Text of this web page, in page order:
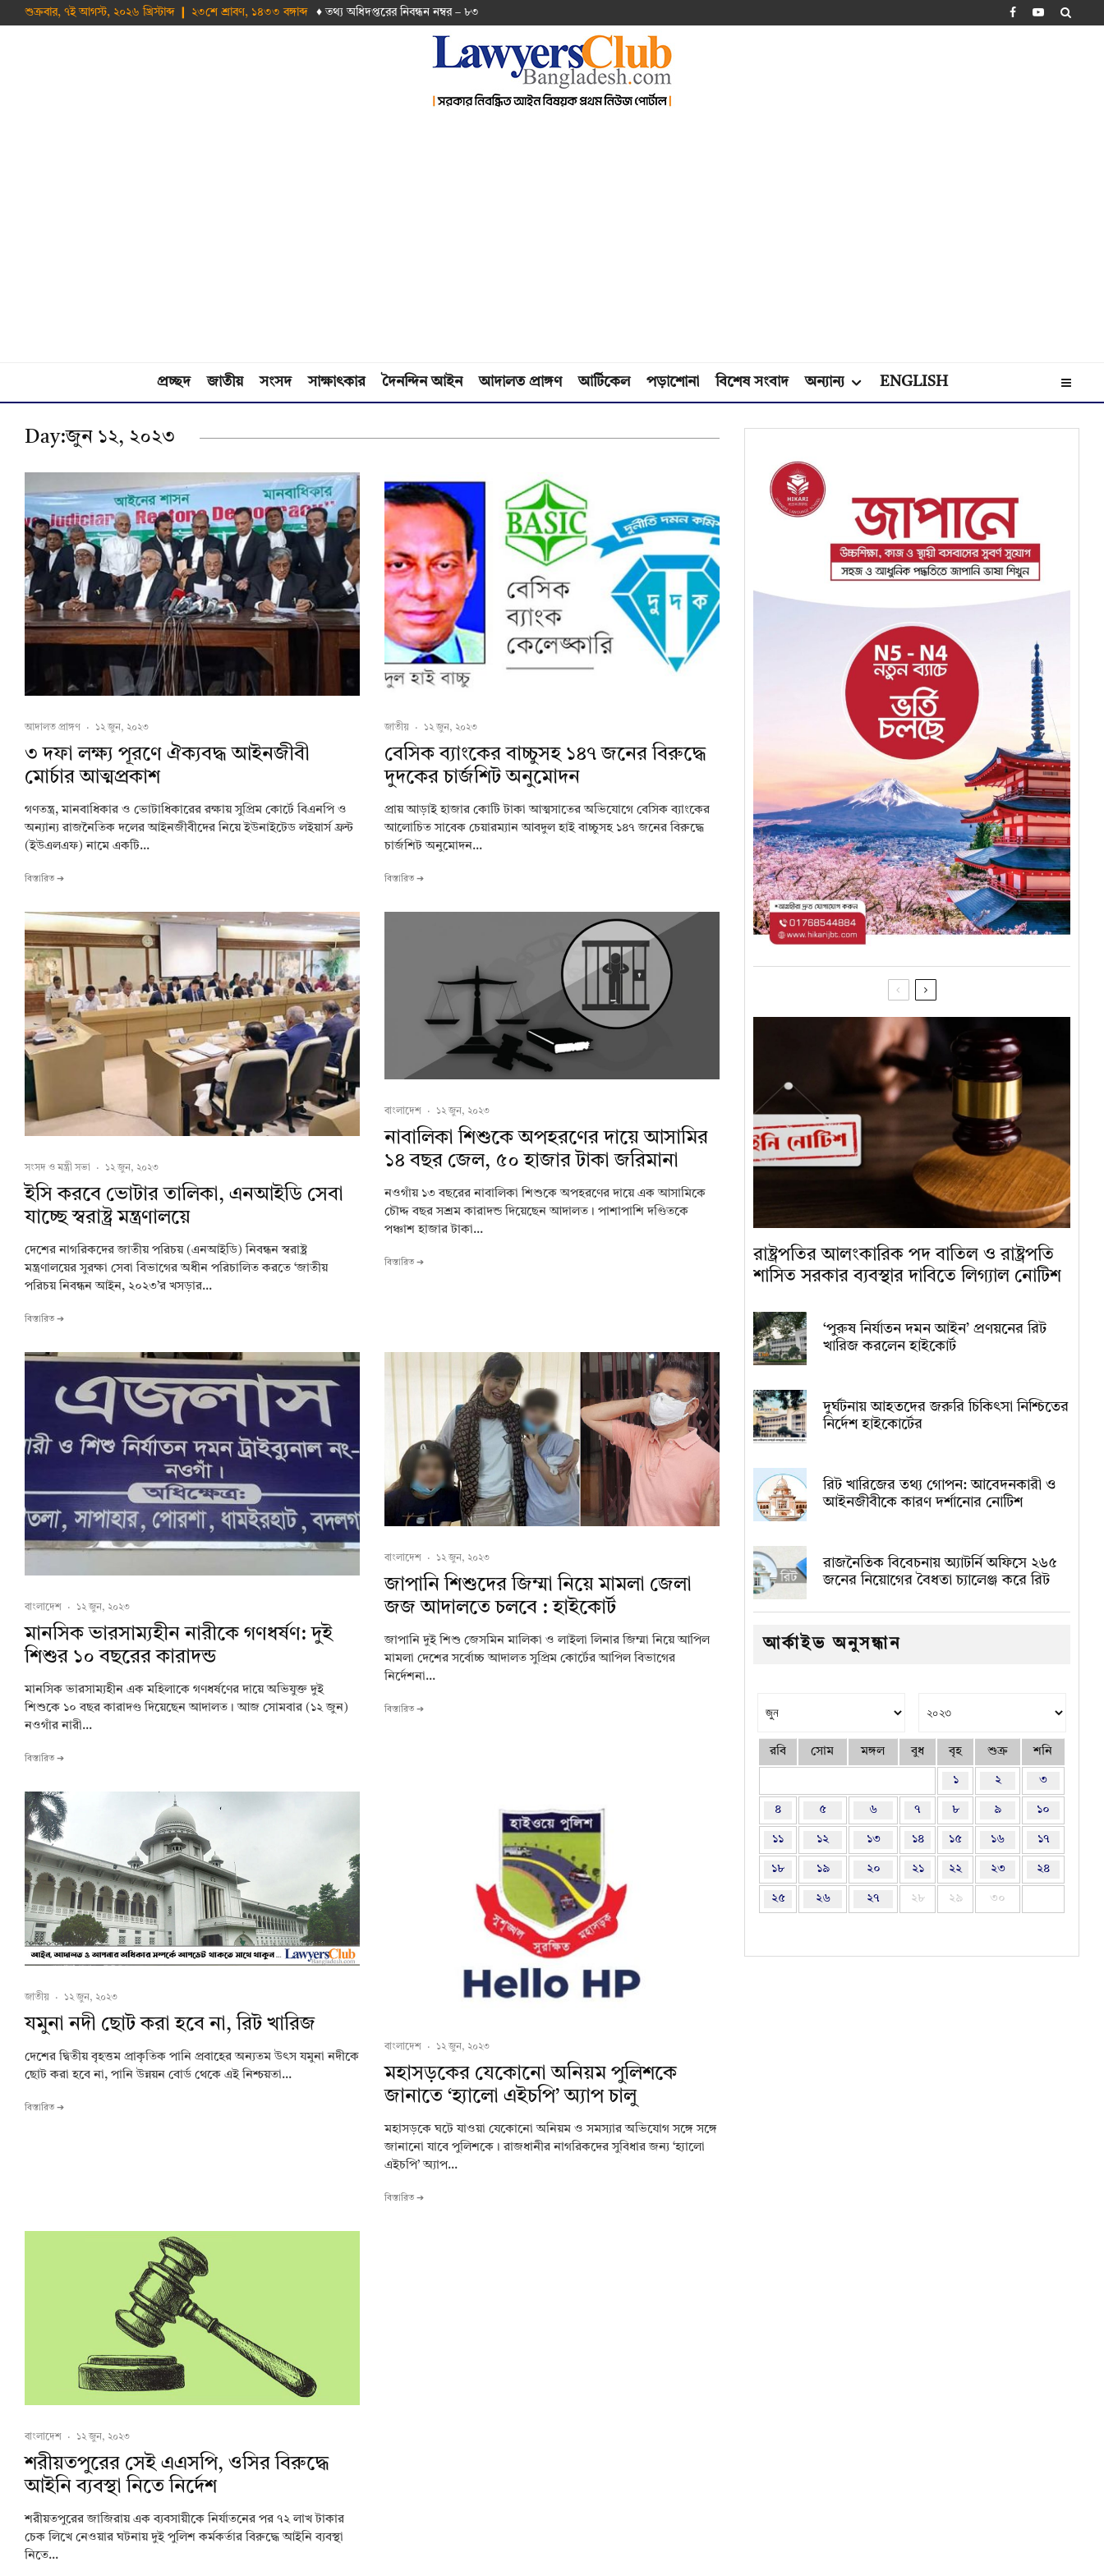
শুক্রবার, ৭ই আগস্ট, ২০২৬ খ্রিস্টাব্দ ❙ ২৩শে শ্রাবণ, ১৪৩৩ বঙ্গাব্দ ♦ তথ‌্য অ‌ধিদপ্ত‌রের নিবন্ধন নম্বর – ৮৩
প্রচ্ছদ জাতীয় সংসদ সাক্ষাৎকার দৈনন্দিন আইন আদালত প্রাঙ্গণ আর্টিকেল পড়াশোনা বিশেষ সংবাদ অন্যান্য ENGLISH
Day:জুন ১২, ২০২৩
আদালত প্রাঙ্গণ · ১২ জুন, ২০২৩
৩ দফা লক্ষ্য পূরণে ঐক্যবদ্ধ আইনজীবী
মোর্চার আত্মপ্রকাশ
গণতন্ত্র, মানবাধিকার ও ভোটাধিকারের রক্ষায় সুপ্রিম কোর্টে বিএনপি ও
অন্যান্য রাজনৈতিক দলের আইনজীবীদের নিয়ে ইউনাইটেড লইয়ার্স ফ্রন্ট
(ইউএলএফ) নামে একটি...
বিস্তারিত ➔
জাতীয় · ১২ জুন, ২০২৩
বেসিক ব্যাংকের বাচ্চুসহ ১৪৭ জনের বিরুদ্ধে
দুদকের চার্জশিট অনুমোদন
প্রায় আড়াই হাজার কোটি টাকা আত্মসাতের অভিযোগে বেসিক ব্যাংকের
আলোচিত সাবেক চেয়ারম্যান আবদুল হাই বাচ্চুসহ ১৪৭ জনের বিরুদ্ধে
চার্জশিট অনুমোদন...
বিস্তারিত ➔
সংসদ ও মন্ত্রী সভা · ১২ জুন, ২০২৩
ইসি করবে ভোটার তালিকা, এনআইডি সেবা
যাচ্ছে স্বরাষ্ট্র মন্ত্রণালয়ে
দেশের নাগরিকদের জাতীয় পরিচয় (এনআইডি) নিবন্ধন স্বরাষ্ট্র
মন্ত্রণালয়ের সুরক্ষা সেবা বিভাগের অধীন পরিচালিত করতে ‘জাতীয়
পরিচয় নিবন্ধন আইন, ২০২৩’র খসড়ার...
বিস্তারিত ➔
বাংলাদেশ · ১২ জুন, ২০২৩
নাবালিকা শিশুকে অপহরণের দায়ে আসামির
১৪ বছর জেল, ৫০ হাজার টাকা জরিমানা
নওগাঁয় ১৩ বছরের নাবালিকা শিশুকে অপহরণের দায়ে এক আসামিকে
চৌদ্দ বছর সশ্রম কারাদন্ড দিয়েছেন আদালত। পাশাপাশি দণ্ডিতকে
পঞ্চাশ হাজার টাকা...
বিস্তারিত ➔
বাংলাদেশ · ১২ জুন, ২০২৩
মানসিক ভারসাম্যহীন নারীকে গণধর্ষণ: দুই
শিশুর ১০ বছরের কারাদন্ড
মানসিক ভারসাম্যহীন এক মহিলাকে গণধর্ষণের দায়ে অভিযুক্ত দুই
শিশুকে ১০ বছর কারাদণ্ড দিয়েছেন আদালত। আজ সোমবার (১২ জুন)
নওগাঁর নারী...
বিস্তারিত ➔
বাংলাদেশ · ১২ জুন, ২০২৩
জাপানি শিশুদের জিম্মা নিয়ে মামলা জেলা
জজ আদালতে চলবে : হাইকোর্ট
জাপানি দুই শিশু জেসমিন মালিকা ও লাইলা লিনার জিম্মা নিয়ে আপিল
মামলা দেশের সর্বোচ্চ আদালত সুপ্রিম কোর্টের আপিল বিভাগের
নির্দেশনা...
বিস্তারিত ➔
জাতীয় · ১২ জুন, ২০২৩
যমুনা নদী ছোট করা হবে না, রিট খারিজ
দেশের দ্বিতীয় বৃহত্তম প্রাকৃতিক পানি প্রবাহের অন্যতম উৎস যমুনা নদীকে
ছোট করা হবে না, পানি উন্নয়ন বোর্ড থেকে এই নিশ্চয়তা...
বিস্তারিত ➔
বাংলাদেশ · ১২ জুন, ২০২৩
মহাসড়কের যেকোনো অনিয়ম পুলিশকে
জানাতে ‘হ্যালো এইচপি’ অ্যাপ চালু
মহাসড়কে ঘটে যাওয়া যেকোনো অনিয়ম ও সমস্যার অভিযোগ সঙ্গে সঙ্গে
জানানো যাবে পুলিশকে। রাজধানীর নাগরিকদের সুবিধার জন্য ‘হ্যালো
এইচপি’ অ্যাপ...
বিস্তারিত ➔
বাংলাদেশ · ১২ জুন, ২০২৩
শরীয়তপুরের সেই এএসপি, ওসির বিরুদ্ধে
আইনি ব্যবস্থা নিতে নির্দেশ
শরীয়তপুরের জাজিরায় এক ব্যবসায়ীকে নির্যাতনের পর ৭২ লাখ টাকার
চেক লিখে নেওয়ার ঘটনায় দুই পুলিশ কর্মকর্তার বিরুদ্ধে আইনি ব্যবস্থা
নিতে...
রাষ্ট্রপতির আলংকারিক পদ বাতিল ও রাষ্ট্রপতি
শাসিত সরকার ব্যবস্থার দাবিতে লিগ্যাল নোটিশ
‘পুরুষ নির্যাতন দমন আইন’ প্রণয়নের রিট
খারিজ করলেন হাইকোর্ট
দুর্ঘটনায় আহতদের জরুরি চিকিৎসা নিশ্চিতের
নির্দেশ হাইকোর্টের
রিট খারিজের তথ্য গোপন: আবেদনকারী ও
আইনজীবীকে কারণ দর্শানোর নোটিশ
রাজনৈতিক বিবেচনায় অ‍্যাটর্নি অফিসে ২৬৫
জনের নিয়োগের বৈধতা চ্যালেঞ্জ করে রিট
আর্কাইভ অনুসন্ধান
রবি সোম মঙ্গল বুধ বৃহ শুক্র শনি
১ ২ ৩
৪ ৫ ৬ ৭ ৮ ৯ ১০
১১ ১২ ১৩ ১৪ ১৫ ১৬ ১৭
১৮ ১৯ ২০ ২১ ২২ ২৩ ২৪
২৫ ২৬ ২৭ ২৮ ২৯ ৩০